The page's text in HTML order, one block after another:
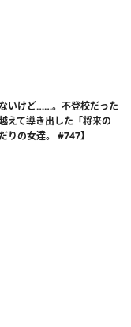
いけど……。不登校だった
えて導き出した「将来の
りの女達。 #747】